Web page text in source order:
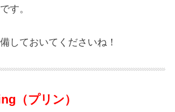
す。
しておいてくださいね！
（プリン）